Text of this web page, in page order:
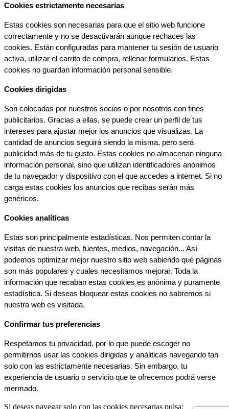
Cookies estrictamente necesarias
Estas cookies son necesarias para que el sitio web funcione
correctamente y no se desactivarán aunque rechaces las
cookies. Están configuradas para mantener tu sesión de usuario
activa, utilizar el carrito de compra, rellenar formularios. Estas
cookies no guardan información personal sensible.
Cookies dirigidas
Son colocadas por nuestros socios o por nosotros con fines
publicitarios. Gracias a ellas, se puede crear un perfil de tus
intereses para ajustar mejor los anuncios que visualizas. La
cantidad de anuncios seguirá siendo la misma, pero será
publicidad más de tu gusto. Estas cookies no almacenan ninguna
información personal, sino que utilizan identificadores anónimos
de tu navegador y dispositivo con el que accedes a internet. Si no
carga estas cookies los anuncios que recibas serán más
genéricos.
Cookies analíticas
Estas son principalmente estadísticas. Nos permiten contar la
visitas de nuestra web, fuentes, medios, navegación... Así
podemos optimizar mejor nuestro sitio web sabiendo qué páginas
son más populares y cuales necesitamos mejorar. Toda la
información que recaban estas cookies es anónima y puramente
estadística. Si deseas bloquear estas cookies no sabremos si
nuestra web es visitada.
Confirmar tus preferencias
Respetamos tu privacidad, por lo que puede escoger no
permitirnos usar las cookies dirigidas y análiticas navegando tan
solo con las estrictamente necesarias. Sin embargo, tu
experiencia de usuario o servicio que te ofrecemos podrá verse
mermado.
Si deseas navegar solo con las cookies necesarias pulsa: